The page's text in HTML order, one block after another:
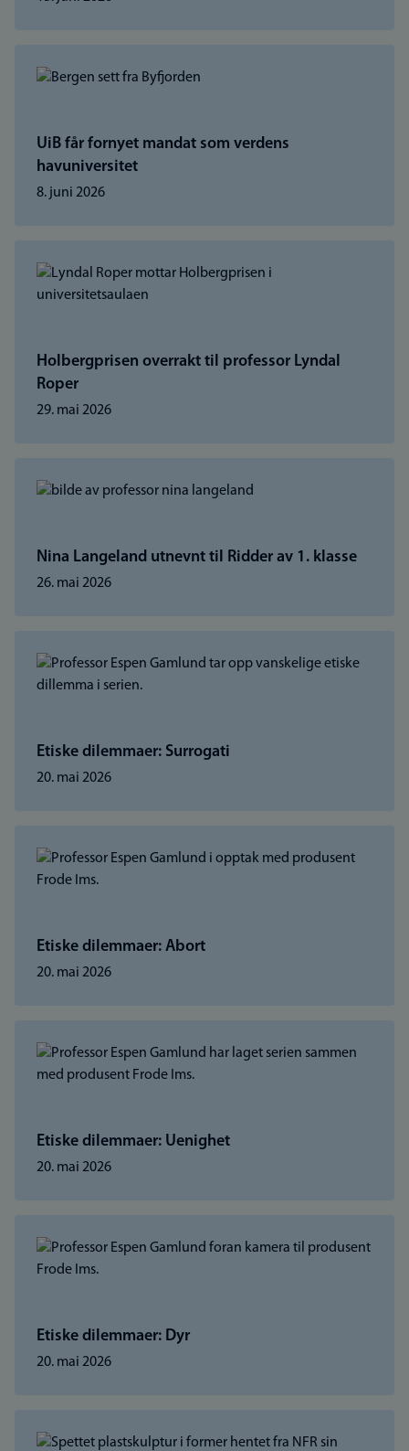
UiB får fornyet mandat som verdens
havuniversitet
8. juni 2026
Holbergprisen overrakt til professor Lyndal
Roper
29. mai 2026
Nina Langeland utnevnt til Ridder av 1. klasse
26. mai 2026
Etiske dilemmaer: Surrogati
20. mai 2026
Etiske dilemmaer: Abort
20. mai 2026
Etiske dilemmaer: Uenighet
20. mai 2026
Etiske dilemmaer: Dyr
20. mai 2026